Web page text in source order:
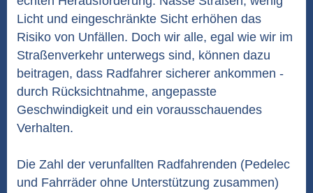
Licht und eingeschränkte Sicht erhöhen das
Risiko von Unfällen. Doch wir alle, egal wie wir im
Straßenverkehr unterwegs sind, können dazu
beitragen, dass Radfahrer sicherer ankommen -
durch Rücksichtnahme, angepasste
Geschwindigkeit und ein vorausschauendes
Verhalten.
Die Zahl der verunfallten Radfahrenden (Pedelec
und Fahrräder ohne Unterstützung zusammen)